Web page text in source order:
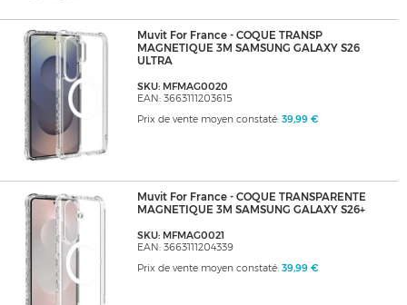
Muvit For France - COQUE TRANSP
MAGNETIQUE 3M SAMSUNG GALAXY S26
ULTRA
SKU: MFMAG0020
EAN: 3663111203615
Prix de vente moyen constaté: 39,99 €
Muvit For France - COQUE TRANSPARENTE
MAGNETIQUE 3M SAMSUNG GALAXY S26+
SKU: MFMAG0021
EAN: 3663111204339
Prix de vente moyen constaté: 39,99 €